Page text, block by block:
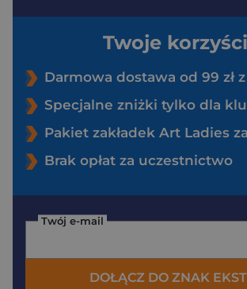
Twoje
Darmowa dostawa od 99 zł z
Specjalne zniżki tylko dla
Pakiet zakładek Art Ladies za
Brak opłat za uczestnictwo
Twój e-mail
DOŁĄCZ DO ZNAK